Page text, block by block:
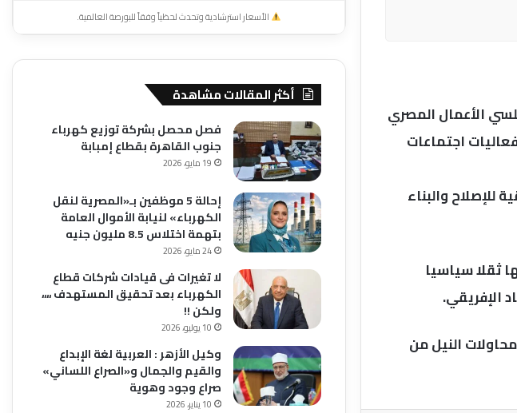
الأعمال المصري
اجتماعات
للإصلاح والبناء
ثقلا سياسيا
الإفريقي.
النيل من
الأسعار استرشادية وتحدث لحظياً وفقاً للبورصة العالمية.
أكثر المقالات مشاهدة
فصل محصل بشركة توزيع كهرباء
جنوب القاهرة بقطاع إمبابة
19 مايو، 2026
إحالة 5 موظفين بـ«المصرية لنقل
الكهرباء» لنيابة الأموال العامة
بتهمة اختلاس 8.5 مليون جنيه
24 مايو، 2026
لا تغيرات فى قيادات شركات قطاع
الكهرباء بعد تحقيق المستهدف ،،،،
ولكن !!
10 يوليو، 2026
وكيل الأزهر : العربية لغة الإبداع
والقيم والجمال و«الصراع اللساني»
صراع وجود وهوية
10 يناير، 2026